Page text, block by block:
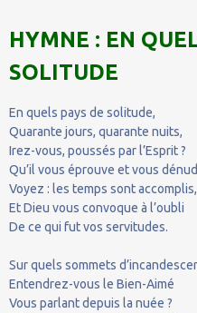
HYMNE : EN
SOLITUDE
En quels pays de solitude,
Quarante jours, quarante nuits,
Irez-vous, poussés par l’Esprit ?
Qu’il vous éprouve et vous
Voyez : les temps sont accomplis,
Et Dieu vous convoque à l’oubli
De ce qui fut vos servitudes.
Sur quels sommets
Entendrez-vous le Bien-Aimé
Vous parlant depuis la nuée ?